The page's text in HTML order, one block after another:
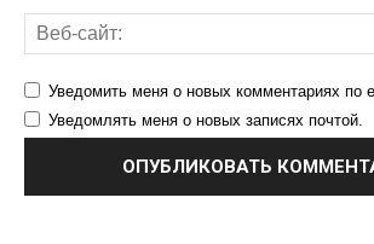
Уведомить меня о новых комментариях по
Уведомлять меня о новых записях почтой.